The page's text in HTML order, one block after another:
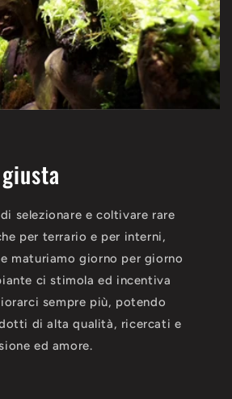
selezionare e coltivare rare
per terrario e per interni,
maturiamo giorno per giorno
ci stimola ed incentiva
sempre più, potendo
di alta qualità, ricercati e
ed amore.